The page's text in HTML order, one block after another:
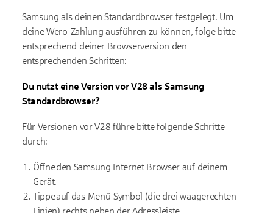
Samsung als deinen Standardbrowser festgelegt. Um
deineWero-Zahlung ausführen zu können, folge bitte
entsprechend deiner Browserversion den
entsprechenden Schritten:
Du nutzt eine Version vor V28als Samsung
Standardbrowser?
Für Versionen vor V28 führe bitte folgende Schritte
durch:
Öffne den Samsung Internet Browser auf deinem
Gerät.
Tippe auf das Menü-Symbol (die drei waagerechten